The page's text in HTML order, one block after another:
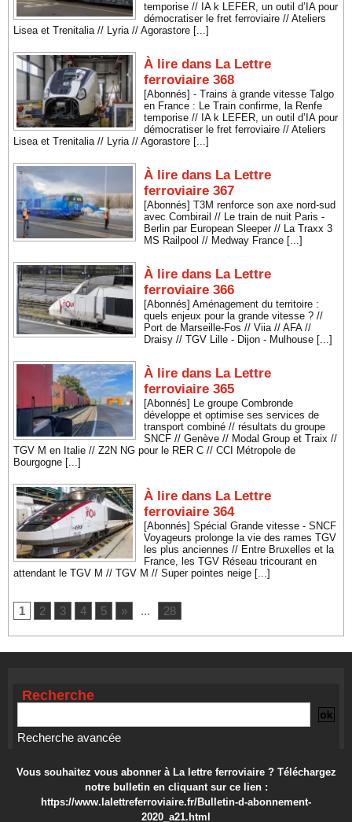
temporise // IA k LEFER, un outil d’IA pour
démocratiser le fret ferroviaire // Ateliers
Lisea et Trenitalia // Lyria // Agorastore [...]
À lire dans La Lettre
ferroviaire 368
[Abonnés] - Trains à grande vitesse Talgo
en France : Le Train confirme, la Renfe
temporise // IA k LEFER, un outil d’IA pour
démocratiser le fret ferroviaire // Ateliers
Lisea et Trenitalia // Lyria // Agorastore [...]
À lire dans La Lettre
ferroviaire 367
[Abonnés] T3M renforce son axe nord-sud
avec Combirail // Le train de nuit Paris -
Berlin par European Sleeper // La Traxx 3
MS Railpool // Medway France [...]
À lire dans La Lettre
ferroviaire 366
[Abonnés] Aménagement du territoire :
quels enjeux pour la grande vitesse ? //
Port de Marseille-Fos // Viia // AFA //
Draisy // TGV Lille - Dijon - Mulhouse [...]
À lire dans La Lettre
ferroviaire 365
[Abonnés] Le groupe Combronde
développe et optimise ses services de
transport combiné // résultats du groupe
SNCF // Genève // Modal Group et Traix //
TGV M en Italie // Z2N NG pour le RER C // CCI Métropole de
Bourgogne [...]
À lire dans La Lettre
ferroviaire 364
[Abonnés] Spécial Grande vitesse - SNCF
Voyageurs prolonge la vie des rames TGV
les plus anciennes // Entre Bruxelles et la
France, les TGV Réseau tricourant en
attendant le TGV M // TGV M // Super pointes neige [...]
1 2 3 4 5 » ... 28
Recherche
Recherche avancée
Vous souhaitez vous abonner à La lettre ferroviaire ? Téléchargez
notre bulletin en cliquant sur ce lien :
https://www.lalettreferroviaire.fr/Bulletin-d-abonnement-
2020_a21.html